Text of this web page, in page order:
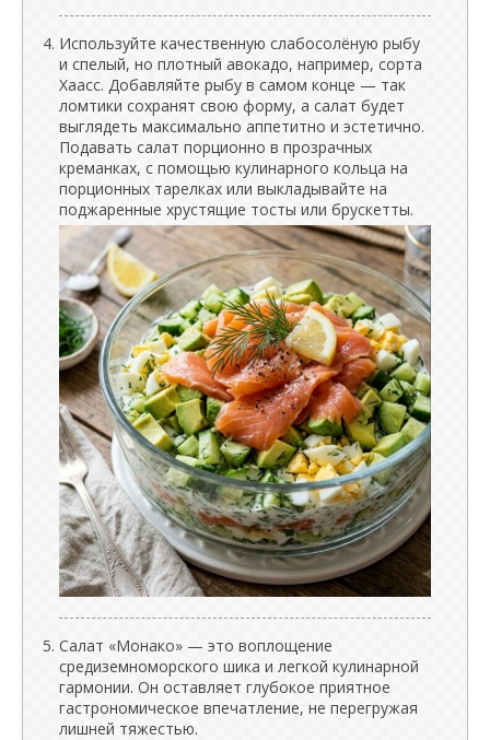
Используйте качественную слабосолёную рыбу
и спелый, но плотный авокадо, например, сорта
Хаасс. Добавляйте рыбу в самом конце — так
ломтики сохранят свою форму, а салат будет
выглядеть максимально аппетитно и эстетично.
Подавать салат порционно в прозрачных
креманках, с помощью кулинарного кольца на
порционных тарелках или выкладывайте на
поджаренные хрустящие тосты или брускетты.
Салат «Монако» — это воплощение
средиземноморского шика и легкой кулинарной
гармонии. Он оставляет глубокое приятное
гастрономическое впечатление, не перегружая
лишней тяжестью.